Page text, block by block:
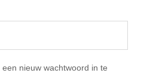
nieuw wachtwoord in te